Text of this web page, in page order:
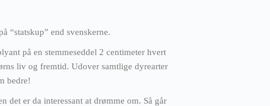
“statskup” end svenskerne.
på en stemmeseddel 2 centimeter hvert
liv og fremtid. Udover samtlige dyrearter
bedre!
det er da interessant at drømme om. Så går